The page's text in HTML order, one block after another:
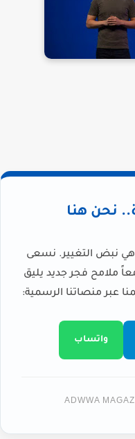
نحن هنا
هي نبض التغيير. نسعى
ملامح فجر جديد يليق
عبر منصاتنا الرسمية:
واتساب
ADWWA